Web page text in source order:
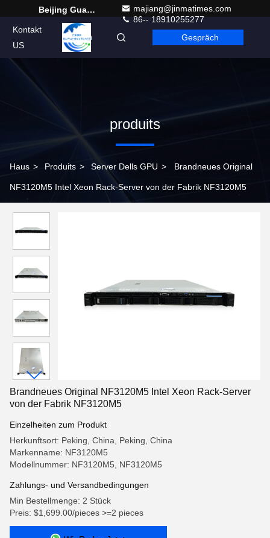
Beijing Guangtian Runze Technology Co., Ltd.
majiang@jinmatimes.com
86-- 18910255277
Kontakt
US
German Gespräch
produits
Haus > Produits > Server Dells GPU > Brandneues Original
NF3120M5 Intel Xeon Rack-Server von der Fabrik NF3120M5
Brandneues Original NF3120M5 Intel Xeon Rack-Server
von der Fabrik NF3120M5
Einzelheiten zum Produkt
Herkunftsort: Peking, China, Peking, China
Markenname: NF3120M5
Modellnummer: NF3120M5, NF3120M5
Zahlungs- und Versandbedingungen
Min Bestellmenge: 2 Stück
Preis: $1,699.00/pieces >=2 pieces